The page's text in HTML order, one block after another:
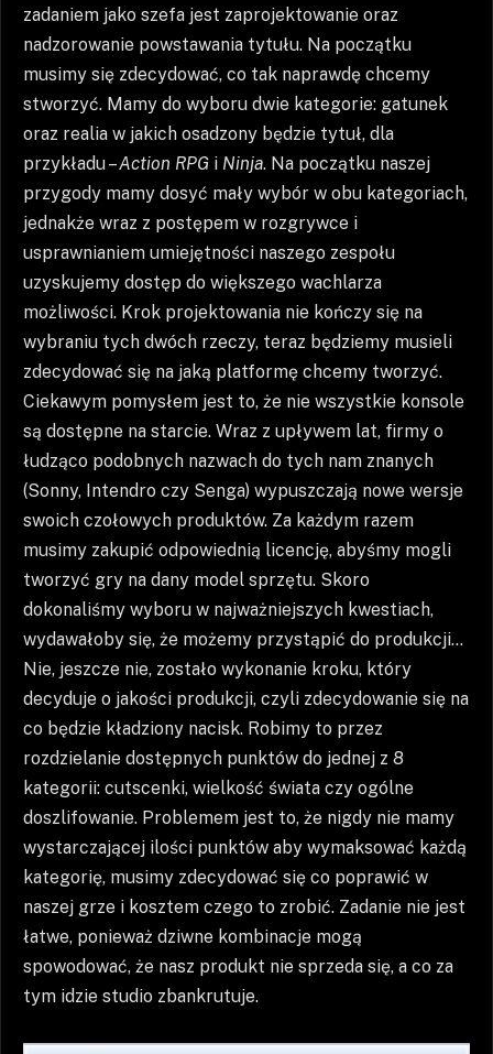
zadaniem jako szefa jest zaprojektowanie oraz
nadzorowanie powstawania tytułu. Na początku
musimy się zdecydować, co tak naprawdę chcemy
stworzyć. Mamy do wyboru dwie kategorie: gatunek
oraz realia w jakich osadzony będzie tytuł, dla
przykładu –Action RPG i Ninja. Na początku naszej
przygody mamy dosyć mały wybór w obu kategoriach,
jednakże wraz z postępem w rozgrywce i
usprawnianiem umiejętności naszego zespołu
uzyskujemy dostęp do większego wachlarza
możliwości. Krok projektowania nie kończy się na
wybraniu tych dwóch rzeczy, teraz będziemy musieli
zdecydować się na jaką platformę chcemy tworzyć.
Ciekawym pomysłem jest to, że nie wszystkie konsole
są dostępne na starcie. Wraz z upływem lat, firmy o
łudząco podobnych nazwach do tych nam znanych
(Sonny, Intendro czy Senga) wypuszczają nowe wersje
swoich czołowych produktów. Za każdym razem
musimy zakupić odpowiednią licencję, abyśmy mogli
tworzyć gry na dany model sprzętu. Skoro
dokonaliśmy wyboru w najważniejszych kwestiach,
wydawałoby się, że możemy przystąpić do produkcji…
Nie, jeszcze nie, zostało wykonanie kroku, który
decyduje o jakości produkcji, czyli zdecydowanie się na
co będzie kładziony nacisk. Robimy to przez
rozdzielanie dostępnych punktów do jednej z 8
kategorii: cutscenki, wielkość świata czy ogólne
doszlifowanie. Problemem jest to, że nigdy nie mamy
wystarczającej ilości punktów aby wymaksować każdą
kategorię, musimy zdecydować się co poprawić w
naszej grze i kosztem czego to zrobić. Zadanie nie jest
łatwe, ponieważ dziwne kombinacje mogą
spowodować, że nasz produkt nie sprzeda się, a co za
tym idzie studio zbankrutuje.